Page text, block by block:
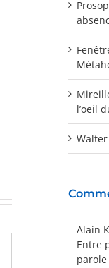
l’oeil
Alain
Entre